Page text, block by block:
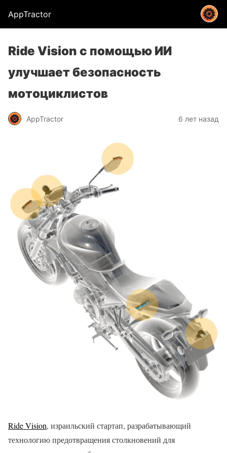
AppTractor
Ride Vision с помощью ИИ
улучшает безопасность
мотоциклистов
AppTractor 6 лет назад
Ride Vision, израильский стартап, разрабатывающий
технологию предотвращения столкновений для